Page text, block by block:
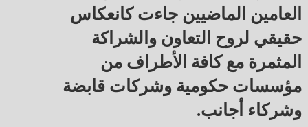
العامين الماضيين جاءت كانعكاس
حقيقي لروح التعاون والشراكة
المثمرة مع كافة الأطراف من
مؤسسات حكومية وشركات قابضة
وشركاء أجانب.